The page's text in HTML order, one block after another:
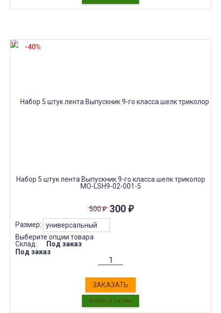
Набор 5 штук лента Выпускник 9-го класса шелк триколор
МО-LSH9-02-001-5
500₽ 300 ₽
Размер:
Выберите опции товара
Склад:
Под заказ
Под заказ
ЗАКАЗАТЬ
-40%